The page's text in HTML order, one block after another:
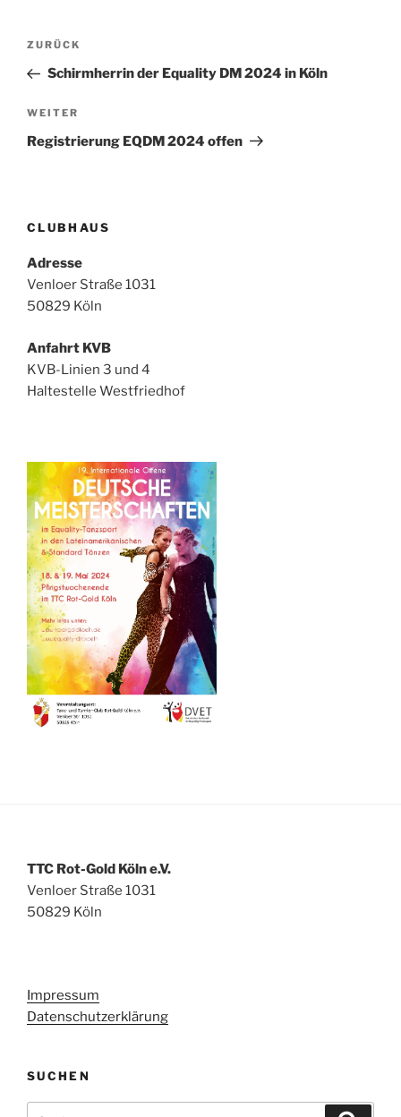
Beitragsnavigation
Vorheriger
Beitrag
ZURÜCK
Schirmherrin der Equality DM 2024 in Köln
Nächster
Beitrag
WEITER
Registrierung EQDM 2024 offen
CLUBHAUS
Adresse
Venloer Straße 1031
50829 Köln
Anfahrt KVB
KVB-Linien 3 und 4
Haltestelle Westfriedhof
TTC Rot-Gold Köln e.V.
Venloer Straße 1031
50829 Köln
Impressum
Datenschutzerklärung
SUCHEN